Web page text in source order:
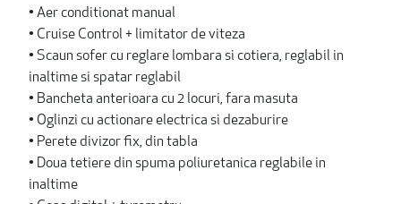
• Aer conditionat manual
• Cruise Control + limitator de viteza
• Scaun sofer cu reglare lombara si cotiera, reglabil in
inaltime si spatar reglabil
• Bancheta anterioara cu 2 locuri, fara masuta
• Oglinzi cu actionare electrica si dezaburire
• Perete divizor fix, din tabla
• Doua tetiere din spuma poliuretanica reglabile in
inaltime